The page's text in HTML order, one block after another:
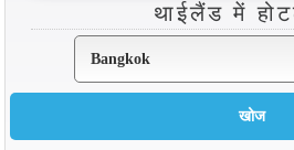
थाईलैंड में